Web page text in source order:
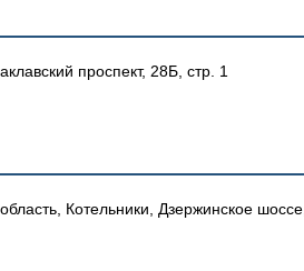
проспект, 28Б, стр. 1
Котельники, Дзержинское шоссе,